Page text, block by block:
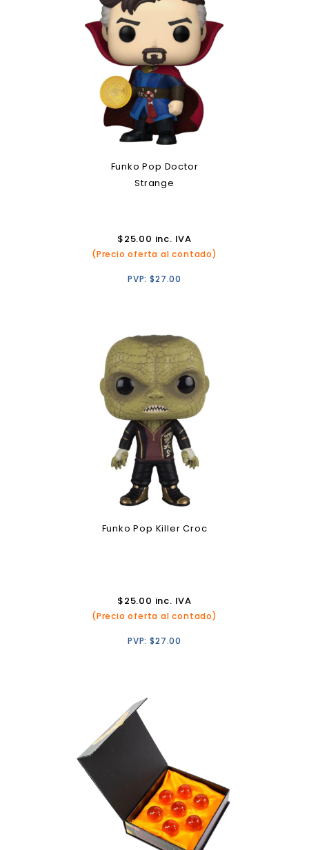
Funko Pop Doctor
Strange
$25.00 inc. IVA
(Precio oferta al contado)
PVP:$27.00
Funko Pop Killer Croc
$25.00 inc. IVA
(Precio oferta al contado)
PVP:$27.00